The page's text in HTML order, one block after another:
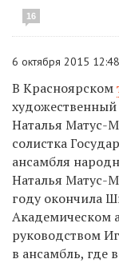
16
6 октября 2015 12:48
В Красноярском
Наталья Матус-
солистка
ансамбля
Наталья Матус-
году окончила
Академическом
руководством
в ансамбль, где